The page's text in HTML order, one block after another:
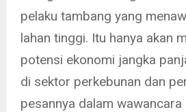
pelaku tambang yang
lahan tinggi. Itu hanya akan
potensi ekonomi jangka
di sektor perkebunan dan
pesannya dalam wawancara